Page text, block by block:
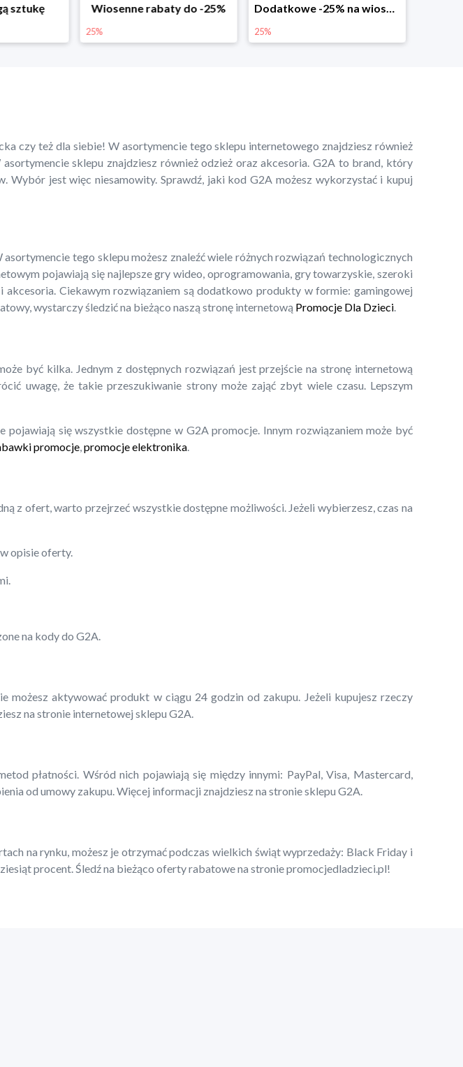
sztukę Wiosenne rabaty do -25%
25%
Dodatkowe -25% na wiosenne nowości
25%
czy też dla siebie! W asortymencie tego sklepu internetowego znajdziesz również
sklepu znajdziesz również odzież oraz akcesoria. G2A to brand, który
Wybór jest więc niesamowity. Sprawdź, jaki kod G2A możesz wykorzystać i kupuj
tego sklepu możesz znaleźć wiele różnych rozwiązań technologicznych
pojawiają się najlepsze gry wideo, oprogramowania, gry towarzyskie, szeroki
Ciekawym rozwiązaniem są dodatkowo produkty w formie: gamingowej
wystarczy śledzić na bieżąco naszą stronę internetową Promocje Dla Dzieci.
być kilka. Jednym z dostępnych rozwiązań jest przejście na stronę internetową
uwagę, że takie przeszukiwanie strony może zająć zbyt wiele czasu. Lepszym
się wszystkie dostępne w G2A promocje. Innym rozwiązaniem może być
promocje promocje elektronika
z ofert, warto przejrzeć wszystkie dostępne możliwości. Jeżeli wybierzesz, czas na
opisie oferty.
na kody do G2A.
aktywować produkt w ciągu 24 godzin od zakupu. Jeżeli kupujesz rzeczy
na stronie internetowej sklepu G2A.
płatności. Wśród nich pojawiają się między innymi: PayPal, Visa, Mastercard,
od umowy zakupu. Więcej informacji znajdziesz na stronie sklepu G2A.
na rynku, możesz je otrzymać podczas wielkich świąt wyprzedaży: Black Friday i
procent. Śledź na bieżąco oferty rabatowe na stronie promocjedladzieci.pl!